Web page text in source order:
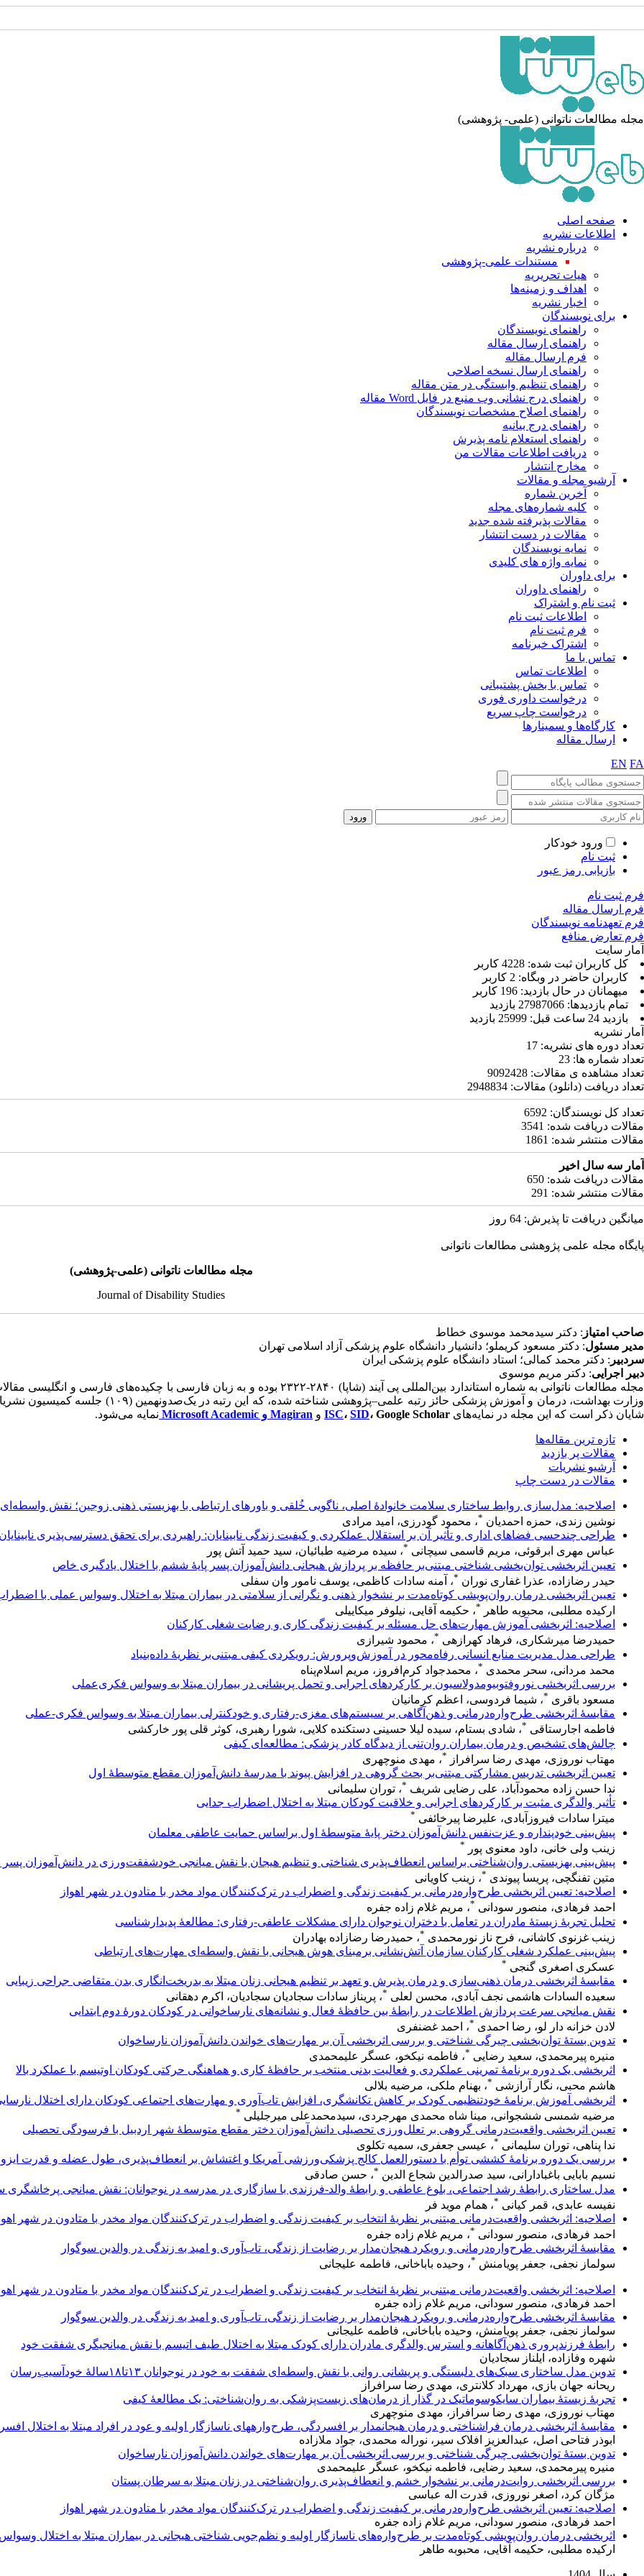
مجله مطالعات ناتوانی (علمی- پژوهشی)
صفحه اصلی
اطلاعات نشریه
درباره نشریه
مستندات علمی-پژوهشی
هیات تحریریه
اهداف و زمینه‌ها
اخبار نشریه
برای نویسندگان
راهنمای نویسندگان
راهنمای ارسال مقاله
فرم ارسال مقاله
راهنمای ارسال نسخه اصلاحی
راهنمای تنظیم وابستگی در متن مقاله
راهنمای درج نشانی وب منبع در فایل Word مقاله
راهنمای اصلاح مشخصات نویسندگان
راهنمای درج بیانیه
راهنمای استعلام نامه پذیرش
دریافت اطلاعات مقالات من
مخارج انتشار
آرشیو مجله و مقالات
آخرین شماره
کلیه شماره‌های مجله
مقالات پذیرفته شده جدید
مقالات در دست انتشار
نمایه نویسندگان
نمایه واژه های کلیدی
برای داوران
راهنمای داوران
ثبت نام و اشتراک
اطلاعات ثبت نام
فرم ثبت نام
اشتراک خبرنامه
تماس با ما
اطلاعات تماس
تماس با بخش پشتیبانی
درخواست داوری فوری
درخواست چاپ سریع
کارگاه‌ها و سمینارها
ارسال مقاله
EN FA
ورود خودکار
ثبت نام
بازیابی رمز عبور
فرم ثبت نام
فرم ارسال مقاله
فرم تعهدنامه نویسندگان
فرم تعارض منافع
آمار سایت
كل کاربران ثبت شده: 4228 کاربر
کاربران حاضر در وبگاه: 2 کاربر
ميهمانان در حال بازديد: 196 کاربر
تمام بازديد‌ها: 27987066 بازدید
بازديد 24 ساعت قبل: 25999 بازدید
آمار نشریه
تعداد دوره های نشریه: 17
تعداد شماره ها: 23
تعداد مشاهده ی مقالات: 9092428
تعداد دریافت (دانلود) مقالات: 2948834
تعداد کل نویسندگان: 6592
مقالات دریافت شده: 3541
مقالات منتشر شده: 1861
آمار سه سال اخیر
مقالات دریافت شده: 650
مقالات منتشر شده: 291
میانگین دریافت تا پذیرش: 64 روز
پایگاه مجله علمی پژوهشی مطالعات ناتوانی
مجله مطالعات ناتوانی (علمی-پژوهشی)
Journal of Disability Studies
صاحب امتیاز : دکتر سیدمحمد موسوی خطاط
مدیر مسئول: دکتر مسعود کریملو؛ دانشیار دانشگاه علوم پزشکی آزاد اسلامی تهران
سردبیر : دکتر محمد کمالی؛ استاد دانشگاه علوم پزشکی ایران
دبیر اجرایی: دکتر مریم موسوی
مجله مطالعات ناتوانی به شماره استاندارد بین‌‌المللی پی آیند (شاپا) ۲۸۴۰-۲۳۲۲ بوده و
شایان ذکر است که این مجله در نمایه‌های
ISC، SID، Google Scholar و Magiran و Microsoft Academic نمایه می‌شود.
تازه ‌ترين مقاله‌ها
مقالات پر بازدید
آرشیو نشریات
مقالات در دست چاپ
اصلاحیه: مدل‌سازی روابط ساختاری سلامت خانوادهٔ اصلی، ناگویی خُلقی و باورهای ارتباطی با بهزیستی ذهنی زوجین؛ نقش
نوشین زندی، حمزه احمدیان *، محمود گودرزی، امید مرادی
طراحی چندحسی فضاهای اداری و تأثیر آن بر استقلال عملکردی و کیفیت زندگی نابینایان: راهبردی برای تحقق دسترسی‌پذیری نابینایان
عباس مهری ابرقوئی، مریم قاسمی سیچانی *، سیده مرضیه طبائیان، سید حمید آتش پور
تعیین اثربخشی توان‌بخشی شناختی مبتنی‌بر حافظه بر پردازش هیجانی دانش‌آموزان پسر پایۀ ششم با اختلال یادگیری خاص
حیدر رضازاده، عذرا غفاری نوران *، آمنه سادات کاظمی، یوسف نامور وان سفلی
تعیین اثربخشی درمان روان‌پویشی کوتاه‌مدت بر نشخوار ذهنی و نگرانی از سلامتی در بیماران مبتلا به اختلال وسواس عملی با
ارکیده مطلبی، محبوبه طاهر
*، حکیمه آقایی، نیلوفر میکاییلی
اصلاحیه: اثربخشی آموزش مهارت‌های حل مسئله بر کیفیت زندگی کاری و رضایت شغلی کارکنان
حمیدرضا میرشکاری، فرهاد کهرازهی *، محمود شیرازی
طراحی مدل مدیریت منابع انسانی رفاه‌محور در آموزش‌وپرورش: رویکردی کیفی مبتنی‌بر نظریهٔ داده‌بنیاد
محمد مردانی، سحر محمدی *، محمدجواد کرم‌افروز، مریم اسلام‌پناه
بررسی اثربخشی نوروفتوبیومدولاسیون بر کارکردهای اجرایی و تحمل پریشانی در بیماران مبتلا به وسواس فکری‌عملی
مسعود باقری *، شیما فردوسی، اعظم کرمانیان
مقایسهٔ اثربخشی طرح‌واره‌درمانی و ذهن‌آگاهی بر سیستم‌های مغزی-رفتاری و خودکنترلی بیماران مبتلا به وسواس فکری-عملی
فاطمه اجارستاقی *، شادی بستام، سیده لیلا حسینی دستکنده کلایی، شورا رهبری، کوثر قلی پور خارکشی
چالش‌های تشخیص و درمان بیماران روان‌تنی از دیدگاه کادر پزشکی: مطالعه‌ای کیفی
مهتاب نوروزی، مهدی رضا سرافراز *، مهدی منوچهری
تعیین اثربخشی تدریس مشارکتی مبتنی‌بر بحث گروهی در افزایش پیوند با مدرسۀ دانش‌آموزان مقطع متوسطۀ اول
ندا حسن زاده محمودآباد، علی رضایی شریف *، توران سلیمانی
تأثیر والدگری مثبت بر کارکردهای اجرایی و خلاقیت کودکان مبتلا به اختلال اضطراب جدایی
میترا سادات فیروزآبادی، علیرضا پیرخائفی *
پیش‌بینی خودپنداره و عزت‌نفس دانش‌آموزان دختر پایۀ متوسطۀ اول براساس حمایت عاطفی معلمان
زینب ولی خانی، داود معنوی پور
*
پیش‌بینی بهزیستی روان‌شناختی براساس انعطاف‌پذیری شناختی و تنظیم هیجان با نقش میانجی خودشفقت‌ورزی در دانش‌آموزان
متین تفنگچی، پریسا پیوندی *، زینب کاویانی
اصلاحیه: تعیین اثربخشی طرح‌واره‌درمانی بر کیفیت زندگی و اضطراب در ترک‌کنندگان مواد مخدر با متادون در شهر اهواز
احمد فرهادی، منصور سودانی *، مریم غلام زاده جفره
تحلیل تجربۀ زیستۀ مادران در تعامل با دختران نوجوان دارای مشکلات عاطفی-رفتاری: مطالعۀ پدیدارشناسی
زینب غزنوی کاشانی، فرح ناز نورمحمدی *، حمیدرضا رضازاده بهادران
پیش‌بینی‌ عملکرد‌ شغلی کارکنان‌ سازمان آتش‌نشانی برمبنای‌ هوش هیجانی با نقش واسطه‌ای مهارت‌های ارتباطی
عسکری اصغری گنجی *
مقایسهٔ‌ اثربخشی درمان ذهنی‌سازی و درمان پذیرش و تعهد بر تنظیم هیجانی زنان مبتلا به بدریخت‌انگاری بدن متقاضی جراحی زیبایی
سعیده السادات هاشمی نجف آبادی، محسن لعلی *، پریناز سادات سجادیان سجادیان، اکرم دهقانی
نقش میانجی سرعت پردازش اطلاعات در رابطۀ بین حافظۀ فعال و نشانه‌های نارساخوانی در کودکان دورۀ دوم ابتدایی
لادن خزانه دار لو، رضا احمدی *، احمد غضنفری
تدوین بستهٔ توان‌بخشی چیرگی شناختی و بررسی اثربخشی آن بر مهارت‌های خواندن دانش‌آموزان نارساخوان
منیره پیرمحمدی، سعید رضایی *، فاطمه نیکخو، عسگر علیمحمدی
اثربخشی یک دوره برنامۀ تمرینی عملکردی و فعالیت بدنی منتخب بر حافظۀ کاری و هماهنگی حرکتی کودکان اوتیسم با عملکرد بالا
هاشم محبی، نگار آرازشی *، بهنام ملکی، مرضیه بلالی
اثربخشی آموزش برنامهٔ خودتنظیمی کودک بر کاهش تکانشگری، افزایش تاب‌آوری و مهارت‌های اجتماعی کودکان دارای اختلال
مرضیه شمسی ششجوانی، مینا شاه محمدی مهرجردی، سیدمحمدعلی میرجلیلی *
تعیین اثربخشی واقعیت‌درمانی گروهی بر تعلل‌ورزی تحصیلی دانش‌آموزان دختر مقطع متوسطۀ شهر اردبیل با فرسودگی تحصیلی
ندا پناهی، توران سلیمانی *، عیسی جعفری، سمیه تکلوی
بررسی یک دوره برنامهٔ کششی توأم با دستورالعمل کالج پزشکی‌ورزشی آمریکا و اغتشاش بر انعطاف‌پذیری، طول عضله و قدرت
نسیم بابایی باغبادارانی، سید صدرالدین شجاع الدین *، حسن صادقی
مدل ساختاری رابطهٔ رشد اجتماعی، بلوغ عاطفی و رابطهٔ والد-فرزندی با سازگاری در مدرسه در نوجوانان: نقش میانجی پرخاشگری
نفیسه عابدی، قمر کیانی *، همام موید فر
اصلاحیه: اثربخشی واقعیت‌درمانی مبتنی‌بر نظریهٔ انتخاب بر کیفیت زندگی و اضطراب در ترک‌‌کنندگان مواد مخدر با متادون در شهر
احمد فرهادی، منصور سودانی *، مریم غلام زاده جفره
مقایسهٔ اثربخشی طرح‌واره‌درمانی و رویکرد هیجان‌مدار بر رضایت از زندگی، تاب‌آوری و امید به زندگی در والدین سوگوار
سولماز نجفی، جعفر پویامنش *، وحیده باباخانی، فاطمه علیجانی
اصلاحیه: اثربخشی واقعیت‌درمانی مبتنی‌بر نظریهٔ انتخاب بر کیفیت زندگی و اضطراب در ترک‌‌کنندگان مواد مخدر با متادون در شهر
احمد فرهادی، منصور سودانی، مریم غلام زاده جفره
مقایسهٔ اثربخشی طرح‌واره‌درمانی و رویکرد هیجان‌مدار بر رضایت از زندگی، تاب‌آوری و امید به زندگی در والدین سوگوار
سولماز نجفی، جعفر پویامنش، وحیده باباخانی، فاطمه علیجانی
رابطهٔ فرزندپروری ذهن‌آگاهانه و استرس والدگری مادران دارای کودک مبتلا به اختلال طیف اتیسم با نقش میانجیگری شفقت خود
شهره وفازاده، ایلناز سجادیان
تدوین مدل ساختاری سبک‌‌های دلبستگی و پریشانی روانی با نقش واسطه‌‌ای شفقت به خود در نوجوانان ۱۳تا۱۸سالهٔ خودآسیب‌‌رسان
ریحانه جهان بازی، مهرداد کلانتری، مهدی رضا سرافراز
تجربهٔ زیستهٔ بیماران سایکوسوماتیک در گذار از درمان‌های زیست‌پزشکی به روان‌شناختی: یک مطالعهٔ کیفی
مهتاب نوروزی، مهدی رضا سرافراز، مهدی منوچهری
مقایسهٔ اثربخشی درمان‎ فراشناختی و درمان هیجان‎مدار بر افسردگی، طرح‌واره‎های ناسازگار اولیه و عود در افراد مبتلا به اختلال افسردگی اساسی
ابوذر فتاحی اصل، عبدالعزیز افلاک سیر، نوراله محمدی، جواد ملازاده
تدوین بستهٔ توان‌بخشی چیرگی شناختی و بررسی اثربخشی آن بر مهارت‌های خواندن دانش‌آموزان نارساخوان
منیره پیرمحمدی، سعید رضایی، فاطمه نیکخو، عسگر علیمحمدی
بررسی اثربخشی روایت‌درمانی بر نشخوار خشم و انعطاف‌پذیری روان‌شناختی در زنان مبتلا به سرطان پستان
مژگان کرد، اصغر نوروزی، قدرت اله عباسی
اصلاحیه: تعیین اثربخشی طرح‌واره‌درمانی بر کیفیت زندگی و اضطراب در ترک‌کنندگان مواد مخدر با متادون در شهر اهواز
احمد فرهادی، منصور سودانی، مریم غلام زاده جفره
اثربخشی درمان روان‌پویشی کوتاه‌مدت بر طرح‌واره‌های ناسازگار اولیه و نظم‌جویی شناختی هیجانی در بیماران مبتلا به اختلال
ارکیده مطلبی، حکیمه آقایی، محبوبه طاهر